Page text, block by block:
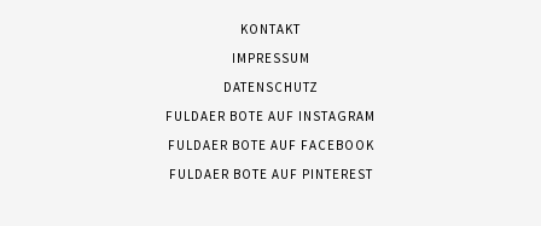
KONTAKT
IMPRESSUM
DATENSCHUTZ
FULDAER BOTE AUF INSTAGRAM
FULDAER BOTE AUF FACEBOOK
FULDAER BOTE AUF PINTEREST